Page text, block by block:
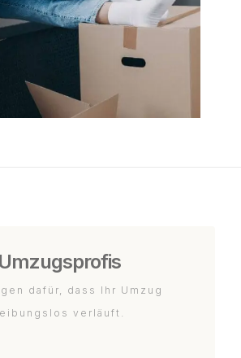
Umzugsprofis
dafür, dass Ihr Umzug
verläuft.